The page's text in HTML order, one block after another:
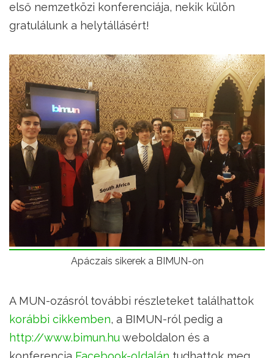
első nemzetközi konferenciája, nekik külön
gratulálunk a helytállásért!
Apáczais sikerek a BIMUN-on
A MUN-ozásról további részleteket találhattok
korábbi cikkemben, a BIMUN-ról pedig a
http://www.bimun.huweboldalon és a